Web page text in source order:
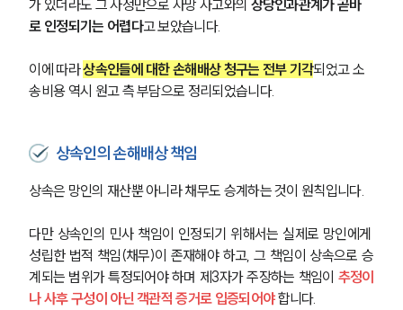
가 있더라도 그 사정만으로 사망 사고와의 상당인과관계가 곧바
로 인정되기는 어렵다고 보았습니다.
이에 따라 상속인들에 대한 손해배상 청구는 전부 기각되었고 소
송비용 역시 원고 측 부담으로 정리되었습니다.
상속인의 손해배상 책임
상속은 망인의 재산뿐 아니라 채무도 승계하는 것이 원칙입니다.
다만 상속인의 민사 책임이 인정되기 위해서는 실제로 망인에게
성립한 법적 책임(채무)이 존재해야 하고, 그 책임이 상속으로 승
계되는 범위가 특정되어야 하며 제3자가 주장하는 책임이 추정이
나 사후 구성이 아닌 객관적 증거로 입증되어야 합니다.